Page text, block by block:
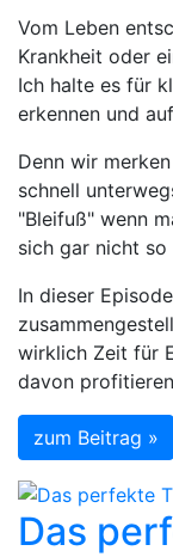
Vom Leben
Krankheit oder
Ich halte es für
erkennen und
Denn wir
schnell
"Bleifuß" wenn
sich gar nicht
In dieser
wirklich Zeit für
davon
zum Beitrag »
Das